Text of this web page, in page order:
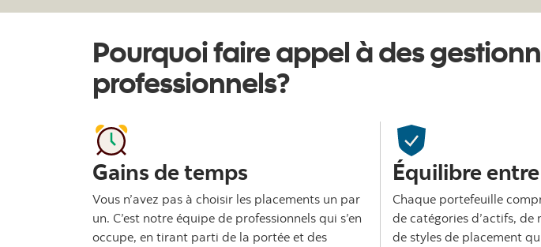
Pourquoi faire appel à des
professionnels?
Gains de temps
Vous n’avez pas à choisir les placements un par
un. C’est notre équipe de professionnels qui s’en
occupe, en tirant parti de la portée et des
Équilibre
Chaque portefeuille
de catégories d’actifs,
de styles de placement